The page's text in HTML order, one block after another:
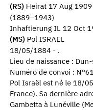
(RS) Heirat 17 Aug
(1889–1943)
Inhaftierung IL 12 Oct
(MS) Pol ISRAEL
18/05/1884 - .
Lieu de naissance :
Numéro de convoi :
Pol Israël est né le 18/
France). Sa dernière
Gambetta à Lunéville